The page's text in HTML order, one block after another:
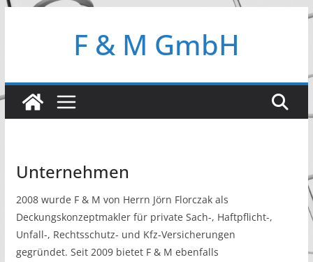
F & M GmbH
Unternehmen
2008 wurde F & M von Herrn Jörn Florczak als
Deckungskonzeptmakler für private Sach-, Haftpflicht-,
Unfall-, Rechtsschutz- und Kfz-Versicherungen
gegründet. Seit 2009 bietet F & M ebenfalls